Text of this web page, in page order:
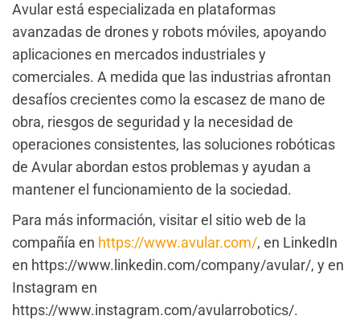
Avular está especializada en plataformas
avanzadas de drones y robots móviles, apoyando
aplicaciones en mercados industriales y
comerciales. A medida que las industrias afrontan
desafíos crecientes como la escasez de mano de
obra, riesgos de seguridad y la necesidad de
operaciones consistentes, las soluciones robóticas
de Avular abordan estos problemas y ayudan a
mantener el funcionamiento de la sociedad.
Para más información, visitar el sitio web de la
compañía en https://www.avular.com/, en LinkedIn
en https://www.linkedin.com/company/avular/, y en
Instagram en
https://www.instagram.com/avularrobotics/.